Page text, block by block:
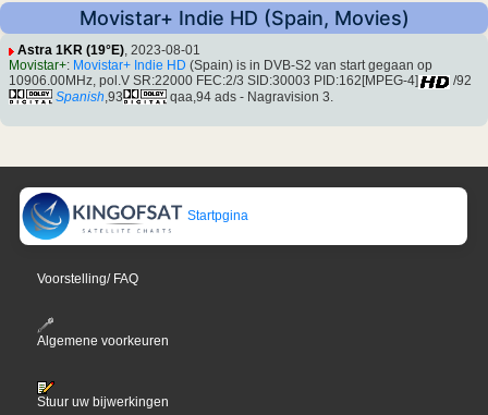
Movistar+ Indie HD (Spain, Movies)
Astra 1KR (19°E), 2023-08-01
Movistar+: Movistar+ Indie HD (Spain) is in DVB-S2 van start gegaan op
10906.00MHz, pol.V SR:22000 FEC:2/3 SID:30003 PID:162[MPEG-4]
/92
Spanish ,93 qaa,94 ads - Nagravision 3.
Startpgina
Voorstelling/ FAQ
Algemene voorkeuren
Stuur uw bijwerkingen